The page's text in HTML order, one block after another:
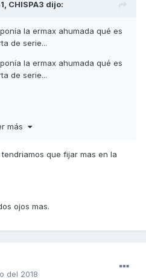
CHISPA3 dijo:
la ermax ahumada qué es
de serie...
la ermax ahumada qué es
de serie...
más
que fijar mas en la
ojos mas.
del 2018